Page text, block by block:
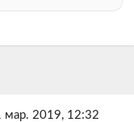
мар. 2019, 12:32